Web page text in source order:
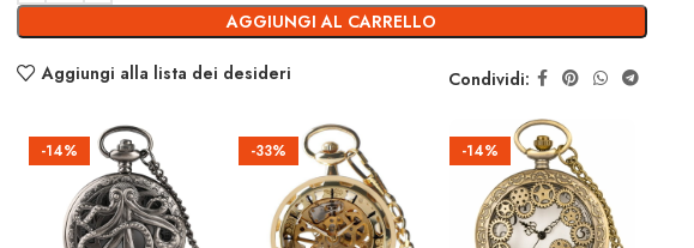
AGGIUNGI AL CARRELLO
Aggiungi alla lista dei desideri Condividi:
-14% -33% -14%